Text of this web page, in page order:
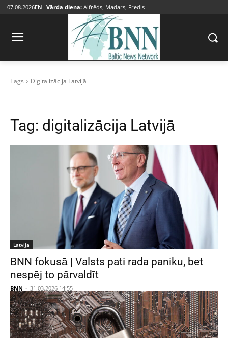
07.08.2026EN Vārda diena: Alfrēds, Madars, Fredis
Tags Digitalizācija Latvijā
Tag: digitalizācija Latvijā
Latvija
BNN fokusā | Valsts pati rada paniku, bet
nespēj to pārvaldīt
BNN - 31.03.2026 14:55